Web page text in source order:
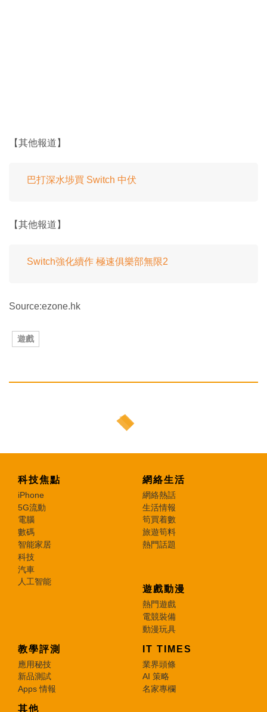
【其他報道】
巴打深水埗買 Switch 中伏
【其他報道】
Switch強化續作 極速俱樂部無限2
Source:ezone.hk
遊戲
科技焦點
iPhone
5G流動
電腦
數碼
智能家居
科技
汽車
人工智能
網絡生活
網絡熱話
生活情報
筍買着數
旅遊筍料
熱門話題
遊戲動漫
熱門遊戲
電競裝備
動漫玩具
教學評測
應用秘技
新品測試
Apps 情報
IT TIMES
業界頭條
AI 策略
名家專欄
其他